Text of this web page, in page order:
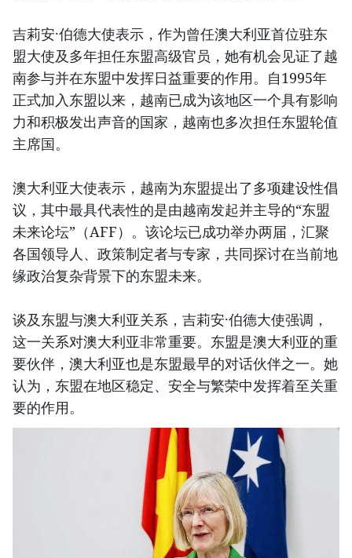
吉莉安·伯德大使表示，作为曾任澳大利亚首位驻东
盟大使及多年担任东盟高级官员，她有机会见证了越
南参与并在东盟中发挥日益重要的作用。自1995年
正式加入东盟以来，越南已成为该地区一个具有影响
力和积极发出声音的国家，越南也多次担任东盟轮值
主席国。
澳大利亚大使表示，越南为东盟提出了多项建设性倡
议，其中最具代表性的是由越南发起并主导的“东盟
未来论坛”（AFF）。该论坛已成功举办两届，汇聚
各国领导人、政策制定者与专家，共同探讨在当前地
缘政治复杂背景下的东盟未来。
谈及东盟与澳大利亚关系，吉莉安·伯德大使强调，
这一关系对澳大利亚非常重要。东盟是澳大利亚的重
要伙伴，澳大利亚也是东盟最早的对话伙伴之一。她
认为，东盟在地区稳定、安全与繁荣中发挥着至关重
要的作用。